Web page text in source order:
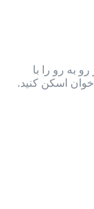
به رو را با
اسکن کنید.